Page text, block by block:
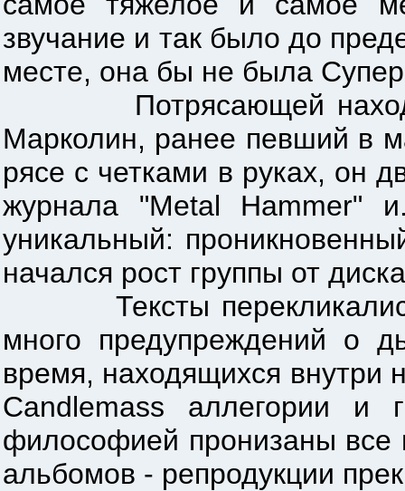
звучание и так было до
месте, она бы не была
Потрясающей находкой
Марколин, ранее певший в
рясе с четками в руках, он
журнала "Metal Hammer"
уникальный:
начался рост группы от
Тексты перекликались с
много предупреждений о
время, находящихся внутри
Candlemass аллегории и
философией пронизаны
альбомов - репродукции